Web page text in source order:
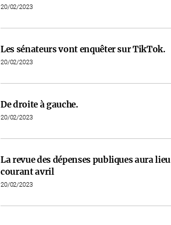
20/02/2023
Les sénateurs vont enquêter sur TikTok.
20/02/2023
De droite à gauche.
20/02/2023
La revue des dépenses publiques aura lieu
courant avril
20/02/2023